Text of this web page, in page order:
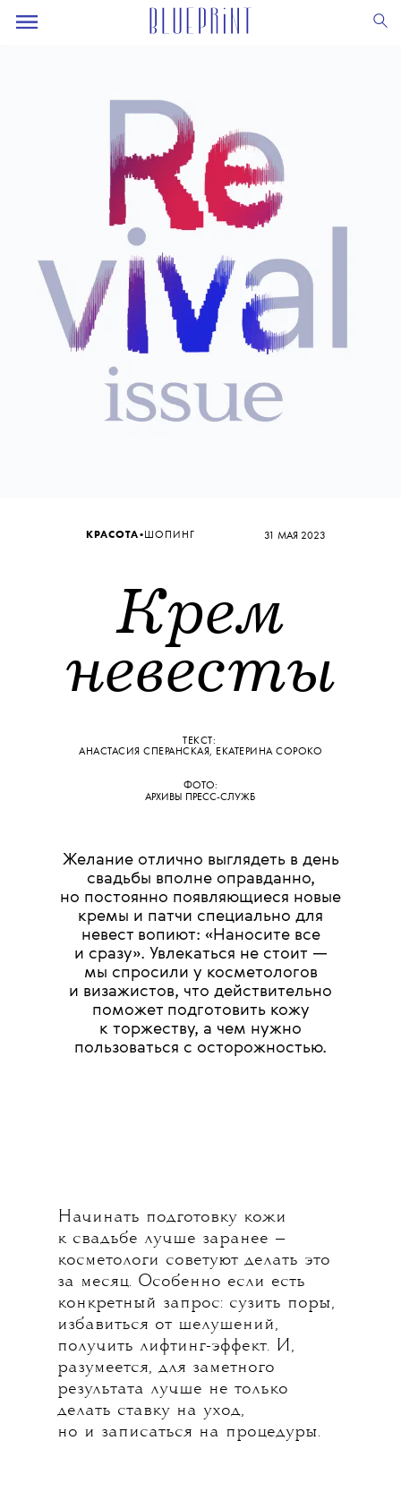
КРАСОТА•ШОПИНГ 31 МАЯ 2023
Крем
невесты
ТЕКСТ:
АНАСТАСИЯ СПЕРАНСКАЯ, ЕКАТЕРИНА СОРОКО
ФОТО:
АРХИВЫ ПРЕСС-СЛУЖБ
Желание отлично выглядеть в день
свадьбы вполне оправданно,
но постоянно появляющиеся новые
кремы и патчи специально для
невест вопиют: «Наносите все
и сразу». Увлекаться не стоит —
мы спросили у косметологов
и визажистов, что действительно
поможет подготовить кожу
к торжеству, а чем нужно
пользоваться с осторожностью.
Начинать подготовку кожи
к свадьбе лучше заранее —
косметологи советуют делать это
за месяц. Особенно если есть
конкретный запрос: сузить поры,
избавиться от шелушений,
получить лифтинг-эффект. И,
разумеется, для заметного
результата лучше не только
делать ставку на уход,
но и записаться на процедуры.